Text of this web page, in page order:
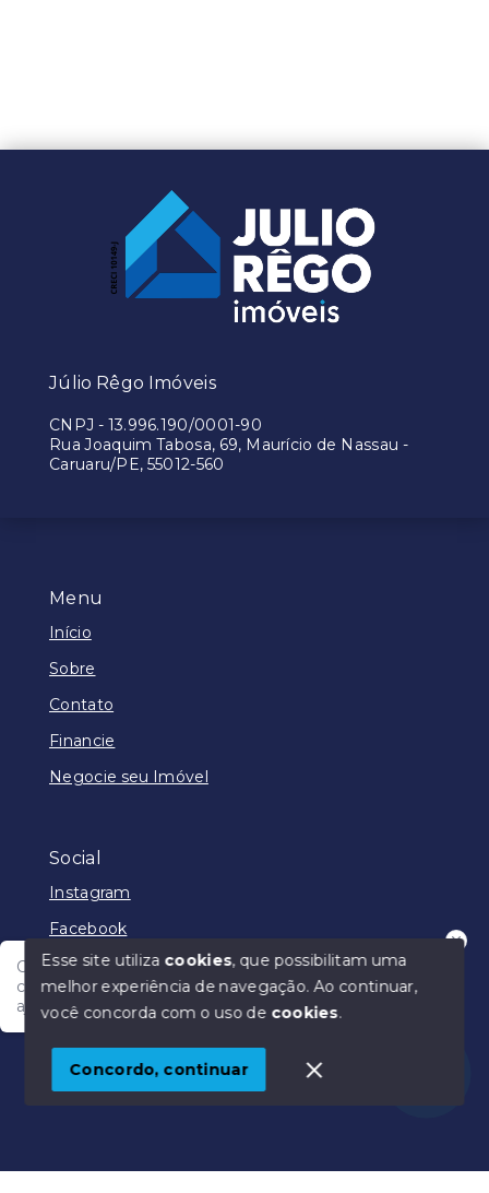
Olá! Nosso atendimento funciona em horário
comercial e em breve vamos responder para te
ajudar.
Menu
Início
Sobre
Contato
Financie
Negocie seu Imóvel
Social
Instagram
Facebook
© Copyright 2026 - Júlio Rêgo Imóveis - Todos os
SITE PARA IMOBILIARIA
Júlio Rêgo Imóveis
CNPJ - 13.996.190/0001-90
Rua Joaquim Tabosa, 69, Maurício de Nassau -
Caruaru/PE, 55012-560
Esse site utiliza cookies, que possibilitam uma
melhor experiência de navegação.Ao continuar,
você concorda com o uso de cookies.
Concordo, continuar